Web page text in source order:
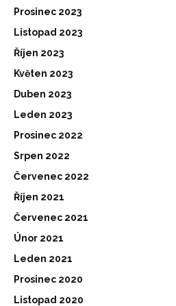
Prosinec 2023
Listopad 2023
Říjen 2023
Květen 2023
Duben 2023
Leden 2023
Prosinec 2022
Srpen 2022
Červenec 2022
Říjen 2021
Červenec 2021
Únor 2021
Leden 2021
Prosinec 2020
Listopad 2020